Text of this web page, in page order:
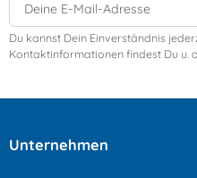
Du kannst Dein Einverständnis
Kontaktinformationen findest Du u.
Unternehmen